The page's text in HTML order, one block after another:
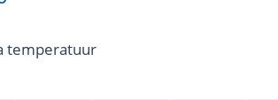
temperatuur